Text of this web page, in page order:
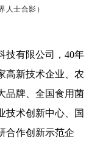
人士合影）
技有限公司，40年
高新技术企业、农
品牌、全国食用菌
技术创新中心、国
合作创新示范企